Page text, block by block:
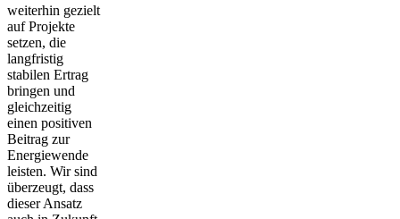
weiterhin gezielt
auf Projekte
setzen, die
langfristig
stabilen Ertrag
bringen und
gleichzeitig
einen positiven
Beitrag zur
Energiewende
leisten. Wir sind
überzeugt, dass
dieser Ansatz